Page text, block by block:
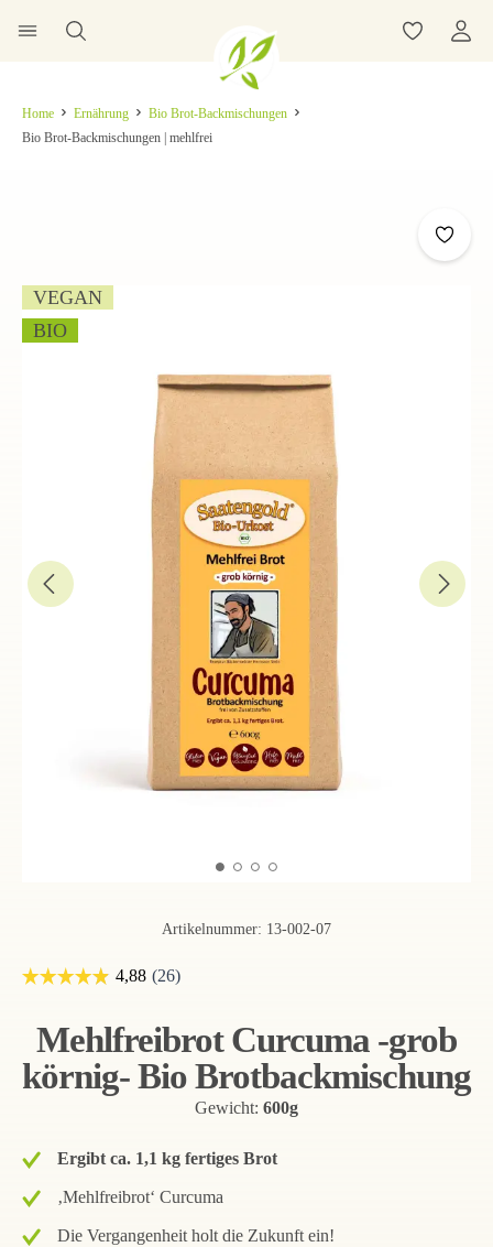
Home Ernährung
Bio Brot-Backmischungen
Bio Brot-Backmischungen | mehlfrei
VEGAN
BIO
Artikelnummer: 13-002-07
Mehlfreibrot Curcuma -grob
körnig- Bio Brotbackmischung
Gewicht: 600g
Ergibt ca. 1,1 kg fertiges Brot
‚Mehlfreibrot‘ Curcuma
Die Vergangenheit holt die Zukunft ein!